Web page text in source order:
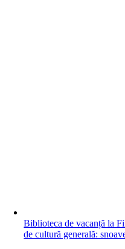
Biblioteca de vacanță la
de cultură generală: